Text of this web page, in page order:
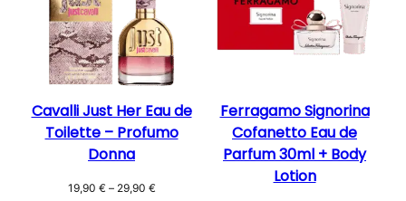
Cavalli Just Her Eau de
Toilette – Profumo
Donna
19,90 € – 29,90 €Fascia
Ferragamo Signorina
Cofanetto Eau de
Parfum 30ml + Body
Lotion